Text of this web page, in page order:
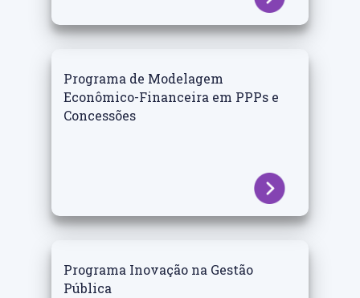
Programa de Modelagem
Econômico-Financeira em PPPs e
Concessões
Programa Inovação na Gestão
Pública